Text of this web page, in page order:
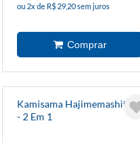
ou 2x de R$ 29,20 sem juros
Kamisama Hajimemashita 3
- 2 Em 1